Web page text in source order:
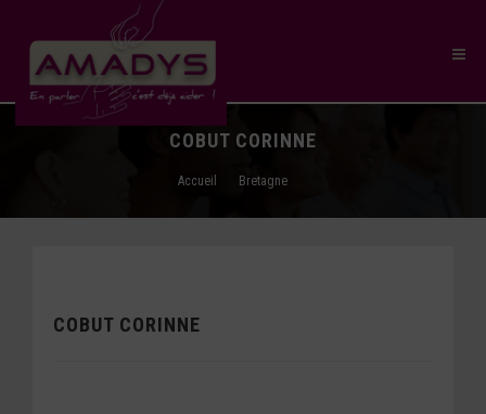
COBUT CORINNE
Accueil Bretagne
COBUT CORINNE